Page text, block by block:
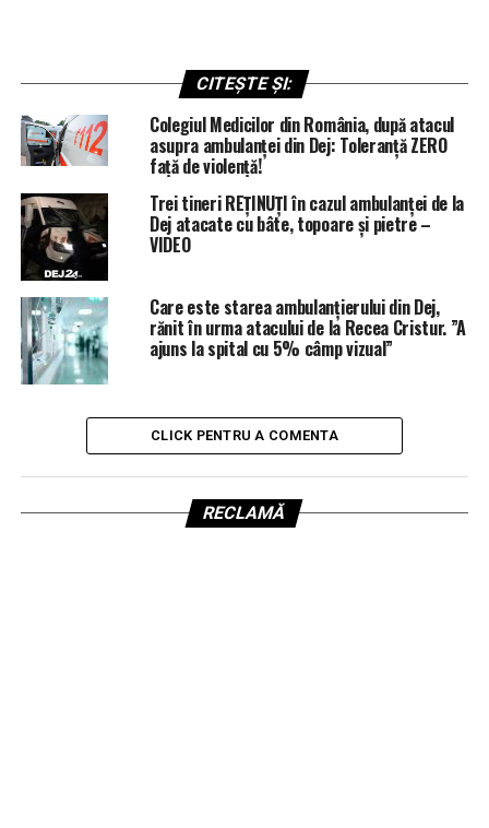
CITEȘTE ȘI:
Colegiul Medicilor din România, după atacul
asupra ambulanței din Dej: Toleranță ZERO
față de violență!
Trei tineri REȚINUȚI în cazul ambulanței de la
Dej atacate cu bâte, topoare și pietre –
VIDEO
Care este starea ambulanțierului din Dej,
rănit în urma atacului de la Recea Cristur. ”A
ajuns la spital cu 5% câmp vizual”
CLICK PENTRU A COMENTA
RECLAMĂ